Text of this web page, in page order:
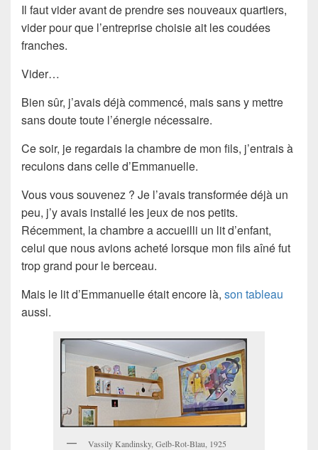
Il faut vider avant de prendre ses nouveaux quartiers,
vider pour que l’entreprise choisie ait les coudées
franches.
Vider…
Bien sûr, j’avais déjà commencé, mais sans y mettre
sans doute toute l’énergie nécessaire.
Ce soir, je regardais la chambre de mon fils, j’entrais à
reculons dans celle d’Emmanuelle.
Vous vous souvenez ? Je l’avais transformée déjà un
peu, j’y avais installé les jeux de nos petits.
Récemment, la chambre a accueilli un lit d’enfant,
celui que nous avions acheté lorsque mon fils aîné fut
trop grand pour le berceau.
Mais le lit d’Emmanuelle était encore là, son tableau
aussi.
Vassily Kandinsky, Gelb-Rot-Blau, 1925